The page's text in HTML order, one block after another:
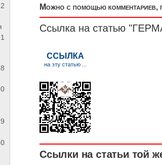
2
1
8
0
Можно с помощью комментариев,
Ссылка на статью
Ссылки на статьи той